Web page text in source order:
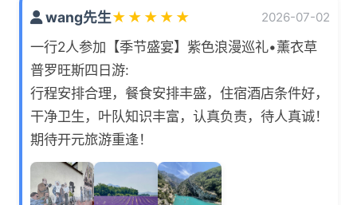
wang先生★ ★ ★ ★ ★ 2026-07-02
一行2人参加【季节盛宴】紫色浪漫巡礼•薰衣草
普罗旺斯四日游:
行程安排合理，餐食安排丰盛，住宿酒店条件好，
干净卫生，叶队知识丰富，认真负责，待人真诚！
期待开元旅游重逢！